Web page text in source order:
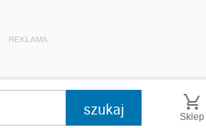
REKLAMA
Sklep